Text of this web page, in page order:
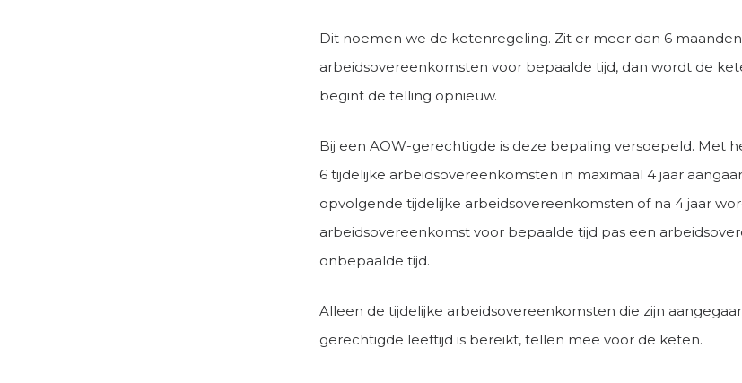
Dit noemen we de ketenregeling. Zit er meer dan 6
arbeidsovereenkomsten voor bepaalde tijd, dan wordt de
begint de telling opnieuw.
Bij een AOW-gerechtigde is deze bepaling versoepeld. Met
6 tijdelijke arbeidsovereenkomsten in maximaal 4 jaar
opvolgende tijdelijke arbeidsovereenkomsten of na 4 jaar
arbeidsovereenkomst voor bepaalde tijd pas een
onbepaalde tijd.
Alleen de tijdelijke arbeidsovereenkomsten die zijn
gerechtigde leeftijd is bereikt, tellen mee voor de keten.